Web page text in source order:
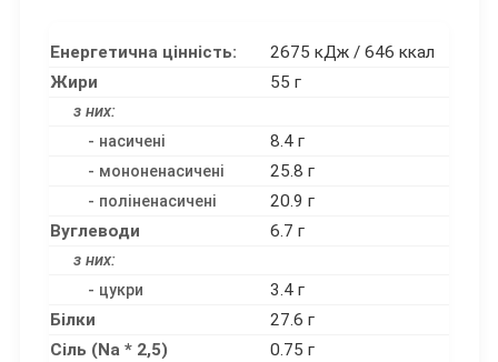
Енергетична цінність:
2675 кДж / 646 ккал
Жири
55 г
з них:
- насичені 8.4 г
- мононенасичені 25.8 г
- поліненасичені
20.9 г
Вуглеводи
6.7 г
з них:
- цукри
3.4 г
Білки
27.6 г
Сіль (Na * 2,5)
0.75 г